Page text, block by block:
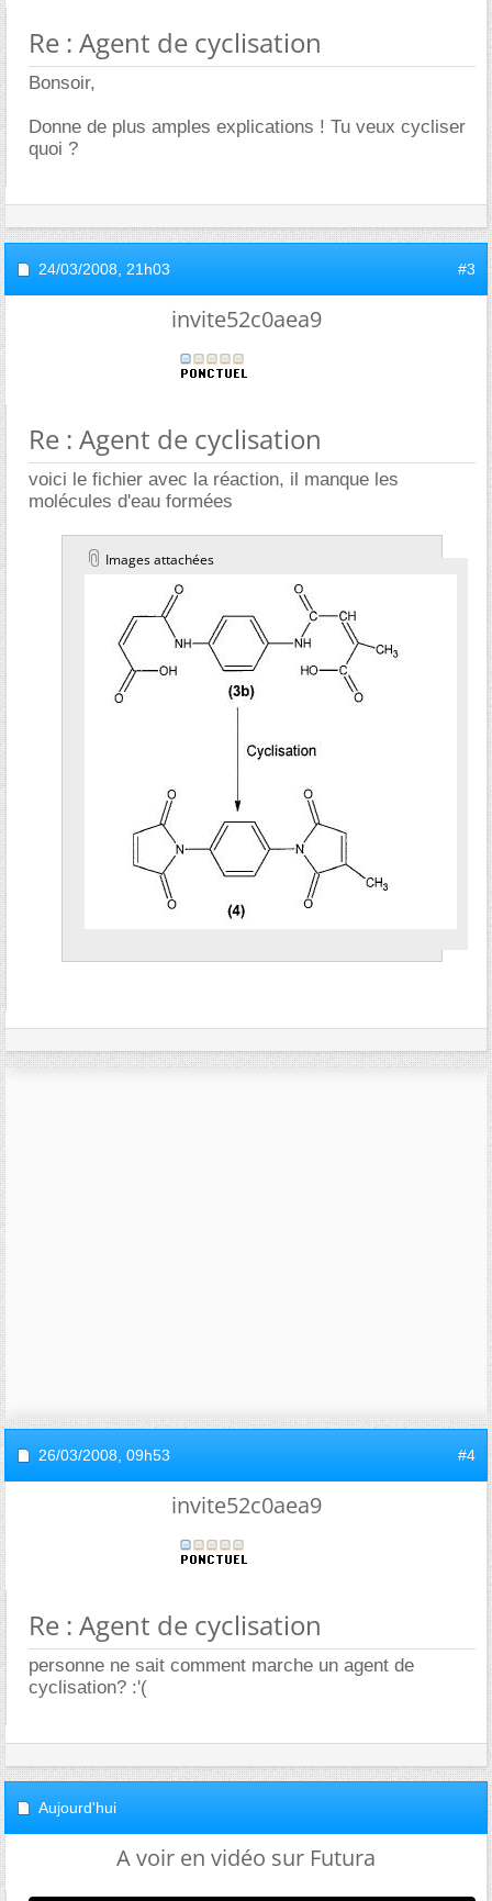
Re : Agent de cyclisation
Bonsoir,
Donne de plus amples explications ! Tu veux cycliser
quoi ?
24/03/2008, 21h03 #3
invite52c0aea9
Re : Agent de cyclisation
voici le fichier avec la réaction, il manque les
molécules d'eau formées
Images attachées
26/03/2008, 09h53 #4
invite52c0aea9
Re : Agent de cyclisation
personne ne sait comment marche un agent de
cyclisation? :'(
Aujourd'hui
A voir en vidéo sur Futura